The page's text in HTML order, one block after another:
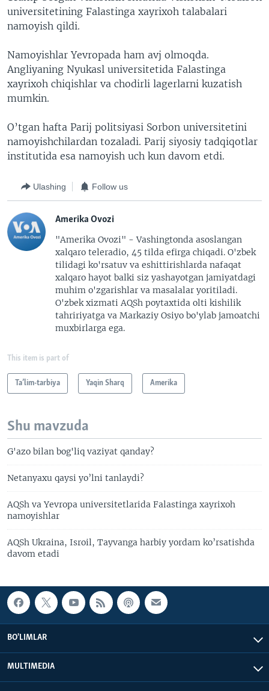
universitetining Falastinga xayrixoh talabalari
namoyish qildi.
Namoyishlar Yevropada ham avj olmoqda.
Angliyaning Nyukasl universitetida Falastinga
xayrixoh chiqishlar va chodirli lagerlarni kuzatish
mumkin.
O’tgan hafta Parij politsiyasi Sorbon universitetini
namoyishchilardan tozaladi. Parij siyosiy tadqiqotlar
institutida esa namoyish uch kun davom etdi.
Ulashing Follow us
Amerika Ovozi
"Amerika Ovozi" - Vashingtonda asoslangan
xalqaro teleradio, 45 tilda efirga chiqadi. O'zbek
tilidagi ko'rsatuv va eshittirishlarda nafaqat
xalqaro hayot balki siz yashayotgan jamiyatdagi
muhim o'zgarishlar va masalalar yoritiladi.
O'zbek xizmati AQSh poytaxtida olti kishilik
tahririyatga va Markaziy Osiyo bo'ylab jamoatchi
muxbirlarga ega.
This item is part of
Ta’lim-tarbiya Yaqin Sharq Amerika
Shu mavzuda
G'azo bilan bog'liq vaziyat qanday?
Netanyaxu qaysi yo’lni tanlaydi?
AQSh va Yevropa universitetlarida Falastinga xayrixoh
namoyishlar
AQSh Ukraina, Isroil, Tayvanga harbiy yordam ko’rsatishda
davom etadi
BO'LIMLAR
MULTIMEDIA